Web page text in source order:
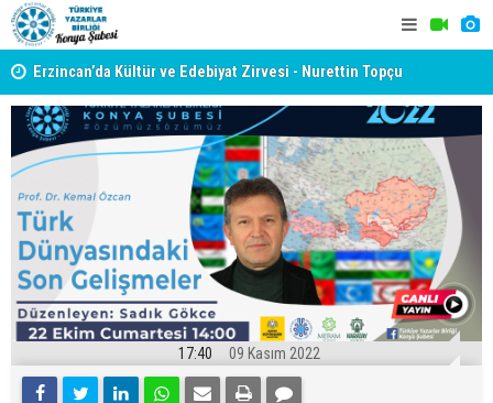
Erzincan’da Kültür ve Edebiyat Zirvesi - Nurettin Topçu
Sokağı Açılışı
17:40 09 Kasım 2022